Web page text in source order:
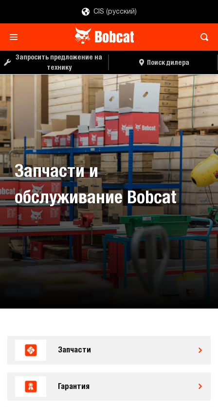
CIS (русский)
Запросить предложение на
технику
Поиск дилера
Запчасти и
обслуживание Bobcat
Запчасти
Гарантия